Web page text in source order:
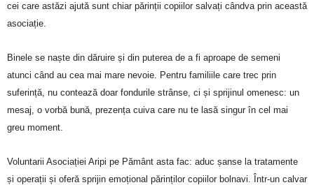
cei care astăzi ajută sunt chiar părinții copiilor salvați cândva prin această
asociație.
Binele se naște din dăruire și din puterea de a fi aproape de semeni
atunci când au cea mai mare nevoie. Pentru familiile care trec prin
suferință, nu contează doar fondurile strânse, ci și sprijinul omenesc: un
mesaj, o vorbă bună, prezența cuiva care nu te lasă singur în cel mai
greu moment.
Voluntarii Asociației Aripi pe Pământ asta fac: aduc șanse la tratamente
și operații și oferă sprijin emoțional părinților copiilor bolnavi. Într-un calvar